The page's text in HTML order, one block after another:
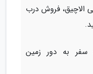
الاچیق، فروش درب
سفر به دور زمین